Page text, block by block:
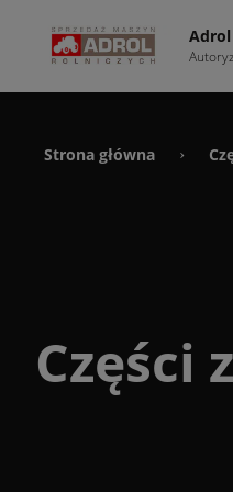
Adrol
Strona główna ›
Części